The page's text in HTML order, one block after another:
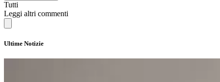
Tutti
Leggi altri commenti
Ultime Notizie